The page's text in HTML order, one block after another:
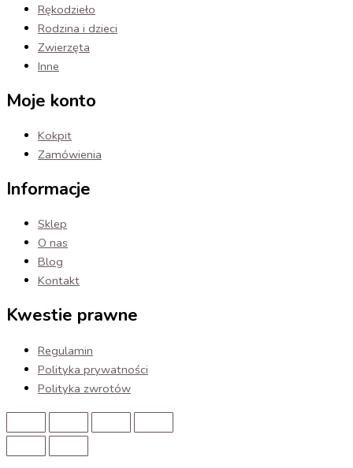
Rękodzieło
Rodzina i dzieci
Zwierzęta
Inne
Moje konto
Kokpit
Zamówienia
Informacje
Sklep
O nas
Blog
Kontakt
Kwestie prawne
Regulamin
Polityka prywatności
Polityka zwrotów